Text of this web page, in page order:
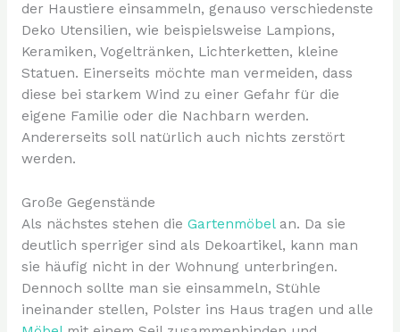
der Haustiere einsammeln, genauso verschiedenste
Deko Utensilien, wie beispielsweise Lampions,
Keramiken, Vogeltränken, Lichterketten, kleine
Statuen. Einerseits möchte man vermeiden, dass
diese bei starkem Wind zu einer Gefahr für die
eigene Familie oder die Nachbarn werden.
Andererseits soll natürlich auch nichts zerstört
werden.
Große Gegenstände
Als nächstes stehen die Gartenmöbelan. Da sie
deutlich sperriger sind als Dekoartikel, kann man
sie häufig nicht in der Wohnung unterbringen.
Dennoch sollte man sie einsammeln, Stühle
ineinander stellen, Polster ins Haus tragen und alle